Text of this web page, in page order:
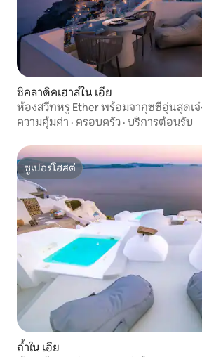
ซิคลาดิคเฮาส์ใน เอีย
ห้องสวีทหรู Ether พร้อมจากุซซีอุ่นสุดเจ๋
ความคุ้มค่า · ครอบครัว · บริการต้อนรับ
ซูเปอร์โฮสต์
ซูเปอร์โฮสต์
ถ้ำใน เอีย